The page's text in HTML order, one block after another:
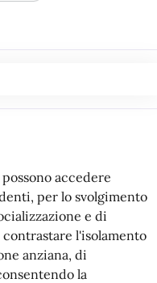
accedere
per lo svolgimento
e di
l'isolamento
anziana, di
la